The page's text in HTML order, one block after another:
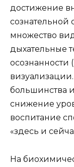
достижение
сознательной
множество
дыхательные
осознанности
большинства
снижение
воспитание
«здесь и
На